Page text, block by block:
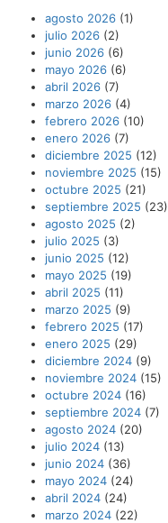
agosto 2026 (1)
julio 2026 (2)
junio 2026 (6)
mayo 2026 (6)
abril 2026 (7)
marzo 2026 (4)
febrero 2026 (10)
enero 2026 (7)
diciembre 2025 (12)
noviembre 2025 (15)
octubre 2025 (21)
septiembre 2025 (23)
agosto 2025 (2)
julio 2025 (3)
junio 2025 (12)
mayo 2025 (19)
abril 2025 (11)
marzo 2025 (9)
febrero 2025 (17)
enero 2025 (29)
diciembre 2024 (9)
noviembre 2024 (15)
octubre 2024 (16)
septiembre 2024 (7)
agosto 2024 (20)
julio 2024 (13)
junio 2024 (36)
mayo 2024 (24)
abril 2024 (24)
marzo 2024 (22)